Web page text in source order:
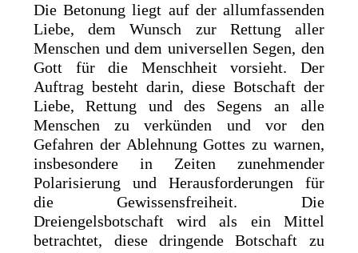
Die Betonung liegt auf der allumfassenden
Liebe, dem Wunsch zur Rettung aller
Menschen und dem universellen Segen, den
Gott für die Menschheit vorsieht. Der
Auftrag besteht darin, diese Botschaft der
Liebe, Rettung und des Segens an alle
Menschen zu verkünden und vor den
Gefahren der Ablehnung Gottes zu warnen,
insbesondere in Zeiten zunehmender
Polarisierung und Herausforderungen für
die Gewissensfreiheit. Die
Dreiengelsbotschaft wird als ein Mittel
betrachtet, diese dringende Botschaft zu